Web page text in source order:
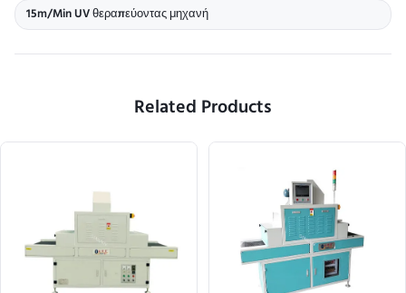
15m/Min UV θεραπεύοντας μηχανή
Related Products